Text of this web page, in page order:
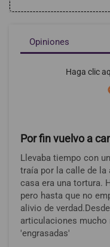
Opiniones
Haga clic
Por fin vuelvo a
Llevaba tiempo con
traía por la calle de la
casa era una tortura.
pero hasta que no
alivio de
articulaciones
'engrasadas'